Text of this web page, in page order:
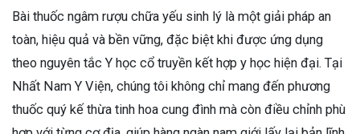
Bài thuốc ngâm rượu chữa yếu sinh lý là một giải pháp an
toàn, hiệu quả và bền vững, đặc biệt khi được ứng dụng
theo nguyên tắc Y học cổ truyền kết hợp y học hiện đại. Tại
Nhất Nam Y Viện, chúng tôi không chỉ mang đến phương
thuốc quý kế thừa tinh hoa cung đình mà còn điều chỉnh phù